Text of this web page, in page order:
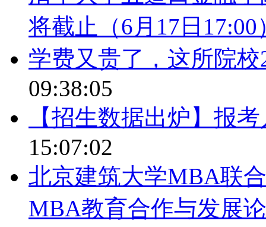
将截止（6月17日17:00
学费又贵了，这所院
09:38:05
【招生数据出炉】报
15:07:02
北京建筑大学MBA联
MBA教育合作与发展